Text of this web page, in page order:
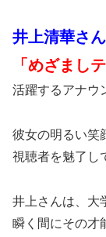
井上清華さん
「めざまし
活躍するアナウ
彼女の明るい笑
視聴者を魅了し
井上さんは、大
瞬く間にその才